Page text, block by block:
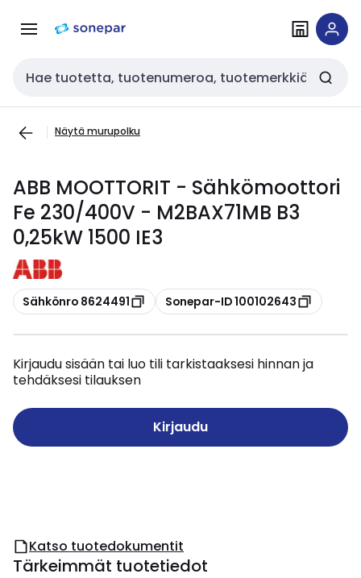
navigointiinsisältöön
Haku
Näytä murupolku
ABB MOOTTORIT - Sähkömoottori
Fe 230/400V - M2BAX71MB B3
0,25kW 1500 IE3
Kopioi
Sähkönro 8624491 Kopioi
Sonepar-ID 100102643
Kirjaudu sisään tai luo tili tarkistaaksesi hinnan ja
tehdäksesi tilauksen
Kirjaudu
Katso tuotedokumentit
Tärkeimmät tuotetiedot